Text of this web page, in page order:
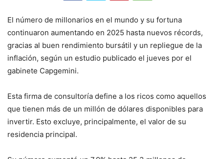
El número de millonarios en el mundo y su fortuna
continuaron aumentando en 2025 hasta nuevos récords,
gracias al buen rendimiento bursátil y un repliegue de la
inflación, según un estudio publicado el jueves por el
gabinete Capgemini.
Esta firma de consultoría define a los ricos como aquellos
que tienen más de un millón de dólares disponibles para
invertir. Esto excluye, principalmente, el valor de su
residencia principal.